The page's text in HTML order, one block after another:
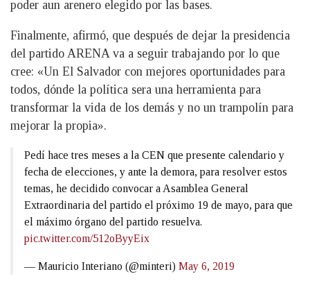
poder aun arenero elegido por las bases.
Finalmente, afirmó, que después de dejar la presidencia
del partido ARENA va a seguir trabajando por lo que
cree: «Un El Salvador con mejores oportunidades para
todos, dónde la política sera una herramienta para
transformar la vida de los demás y no un trampolín para
mejorar la propia».
Pedí hace tres meses a la CEN que presente calendario y
fecha de elecciones, y ante la demora, para resolver estos
temas, he decidido convocar a Asamblea General
Extraordinaria del partido el próximo 19 de mayo, para que
el máximo órgano del partido resuelva.
pic.twitter.com/512oByyEix
— Mauricio Interiano (@minteri) May 6, 2019